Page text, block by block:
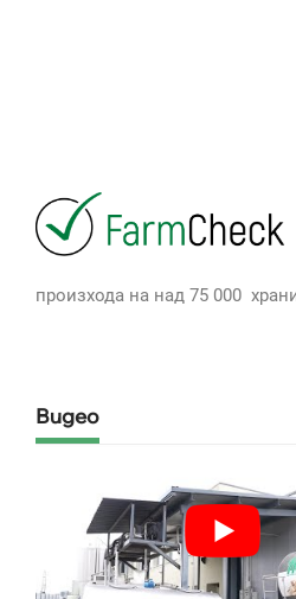
произхода на над 75 000
Видео